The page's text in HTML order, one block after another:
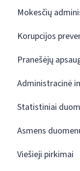
Mokesčių
Korupcijos
Pranešėjų
Administracinė
Statistiniai
Asmens
Viešieji pirkimai